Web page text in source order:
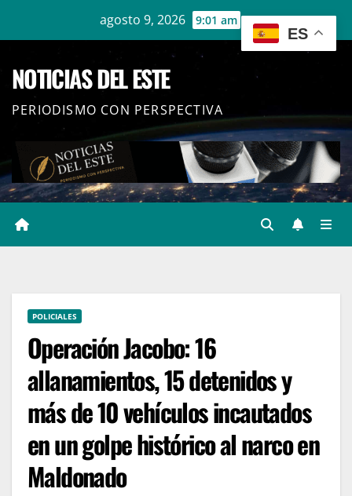
agosto 9, 2026 9:01 am
NOTICIAS DEL ESTE
PERIODISMO CON PERSPECTIVA
POLICIALES
Operación Jacobo: 16
allanamientos, 15 detenidos y
más de 10 vehículos incautados
en un golpe histórico al narco en
Maldonado
ES